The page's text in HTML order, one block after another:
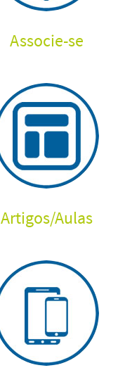
Associe-se
Artigos/Aulas